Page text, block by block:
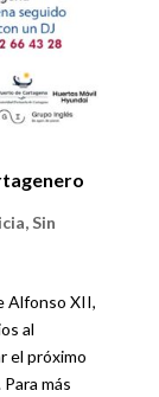
,Sin
Alfonso XII,
al
el próximo
más